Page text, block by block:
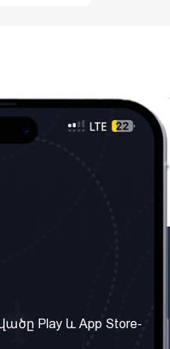
Պայմաններ և դրույթներ
Play և App Store-